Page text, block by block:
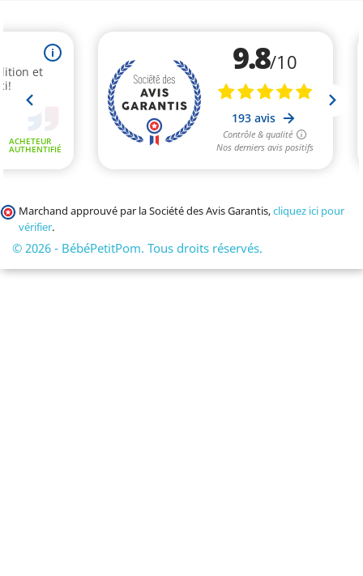
Marchand approuvé par la Société des Avis Garantis,cliquez ici pour
vérifier.
© 2026 - BébéPetitPom. Tous droits réservés.